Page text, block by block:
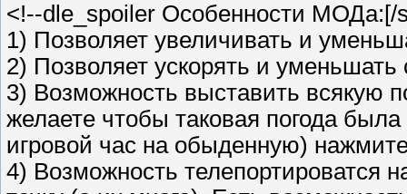
<!--dle_spoiler Особенности МОДа:[/
1) Позволяет увеличивать и
2) Позволяет ускорять и
3) Возможность выставить всякую
желаете чтобы таковая погода
игровой час на обыденную)
4) Возможность телепортироватся